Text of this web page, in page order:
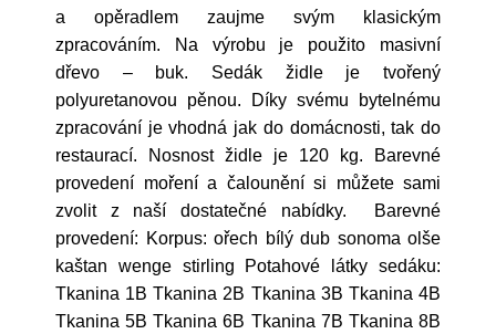
a opěradlem zaujme svým klasickým
zpracováním. Na výrobu je použito masivní
dřevo – buk. Sedák židle je tvořený
polyuretanovou pěnou. Díky svému bytelnému
zpracování je vhodná jak do domácnosti, tak do
restaurací. Nosnost židle je 120 kg. Barevné
provedení moření a čalounění si můžete sami
zvolit z naší dostatečné nabídky. Barevné
provedení: Korpus: ořech bílý dub sonoma olše
kaštan wenge stirling Potahové látky sedáku:
Tkanina 1B Tkanina 2B Tkanina 3B Tkanina 4B
Tkanina 5B Tkanina 6B Tkanina 7B Tkanina 8B